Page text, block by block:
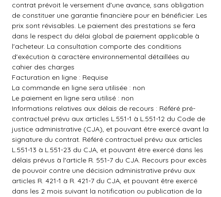
contrat prévoit le versement d'une avance, sans obligation
de constituer une garantie financière pour en bénéficier. Les
prix sont révisables. Le paiement des prestations se fera
dans le respect du délai global de paiement applicable à
l'acheteur. La consultation comporte des conditions
d'exécution à caractère environnemental détaillées au
cahier des charges
Facturation en ligne : Requise
La commande en ligne sera utilisée : non
Le paiement en ligne sera utilisé : non
Informations relatives aux délais de recours : Référé pré-
contractuel prévu aux articles L.551-1 à L.551-12 du Code de
justice administrative (CJA), et pouvant être exercé avant la
signature du contrat. Référé contractuel prévu aux articles
L.551-13 à L.551-23 du CJA, et pouvant être exercé dans les
délais prévus à l'article R. 551-7 du CJA. Recours pour excès
de pouvoir contre une décision administrative prévu aux
articles R. 421-1 à R. 421-7 du CJA, et pouvant être exercé
dans les 2 mois suivant la notification ou publication de la